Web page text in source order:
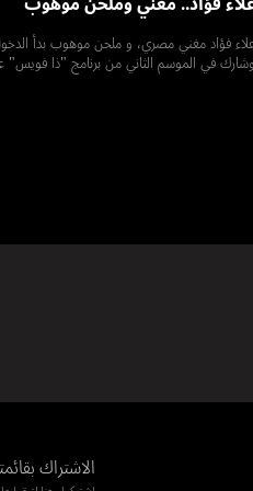
في الموسم الثاني من برنامج "ذا فويس" عام
الاشتراك